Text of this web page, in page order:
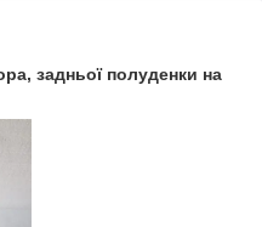
задньої полуденки на